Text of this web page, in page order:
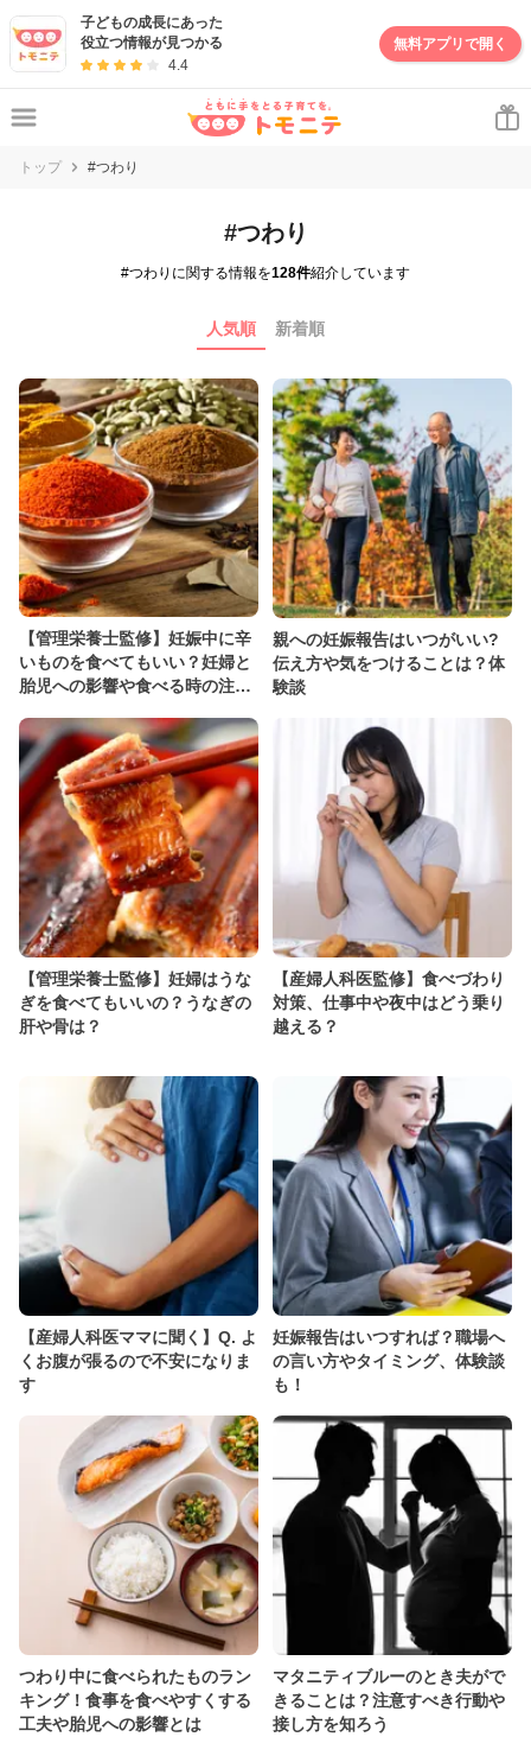
子どもの成長にあった
役立つ情報が見つかる
4.4
無料アプリで開く
トップ #つわり
#つわり
#つわりに関する情報を128件紹介しています
人気順 新着順
【管理栄養士監修】妊娠中に辛
いものを食べてもいい？妊婦と
胎児への影響や食べる時の注意
親への妊娠報告はいつがいい?
伝え方や気をつけることは？体
験談
【管理栄養士監修】妊婦はうな
ぎを食べてもいいの？うなぎの
肝や骨は？
【産婦人科医監修】食べづわり
対策、仕事中や夜中はどう乗り
越える？
【産婦人科医ママに聞く】Q. よ
くお腹が張るので不安になりま
す
妊娠報告はいつすれば？職場へ
の言い方やタイミング、体験談
も！
つわり中に食べられたものラン
キング！食事を食べやすくする
工夫や胎児への影響とは
マタニティブルーのとき夫がで
きることは？注意すべき行動や
接し方を知ろう